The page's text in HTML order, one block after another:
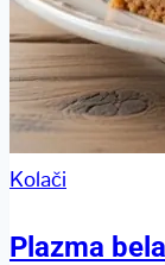
Kolači
Plazma